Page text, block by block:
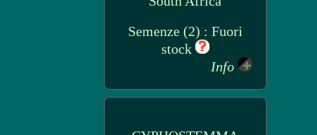
Semenze (2) : Fuori
stock
Info